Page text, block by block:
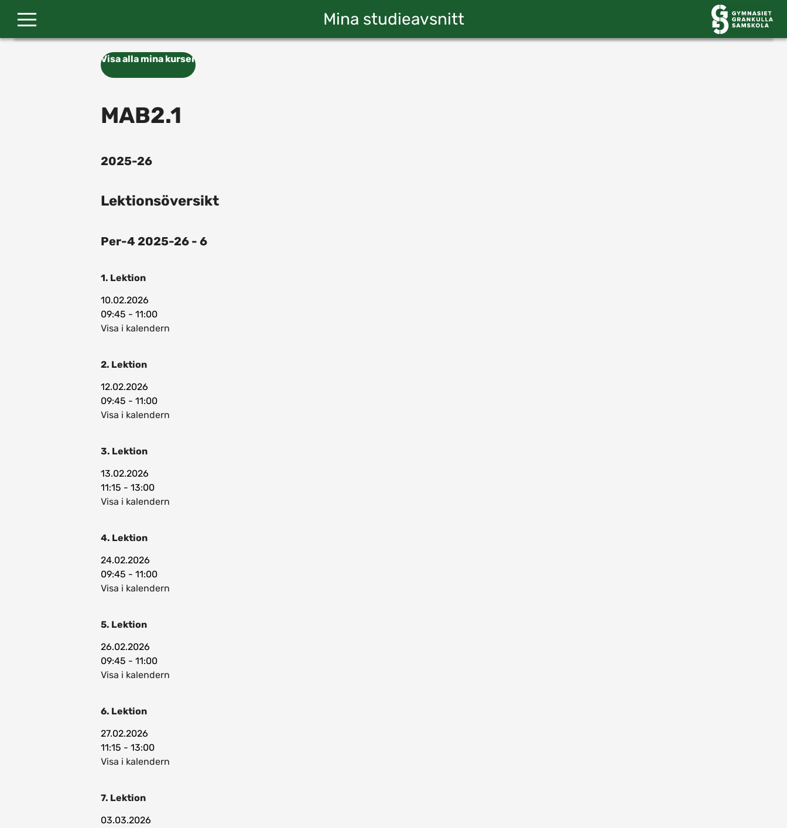
Mina studieavsnitt
Visa alla mina kurser
MAB2.1
2025-26
Lektionsöversikt
Per-4 2025-26 - 6
1. Lektion
10.02.2026
09:45 - 11:00
Visa i kalendern
2. Lektion
12.02.2026
09:45 - 11:00
Visa i kalendern
3. Lektion
13.02.2026
11:15 - 13:00
Visa i kalendern
4. Lektion
24.02.2026
09:45 - 11:00
Visa i kalendern
5. Lektion
26.02.2026
09:45 - 11:00
Visa i kalendern
6. Lektion
27.02.2026
11:15 - 13:00
Visa i kalendern
7. Lektion
03.03.2026